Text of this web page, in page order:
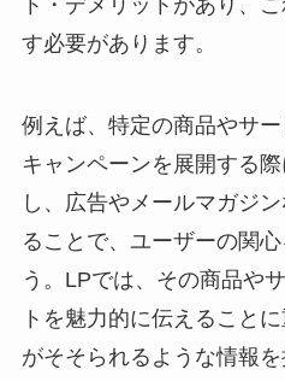
す必要があります。
例えば、特定の商品やサ
キャンペーンを展開する
し、広告やメールマガジ
ることで、ユーザーの関
う。LPでは、その商品や
トを魅力的に伝えること
がそそられるような情報を